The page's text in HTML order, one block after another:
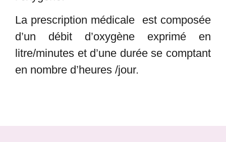
La prescription médicale est composée
d’un débit d’oxygène exprimé en
litre/minutes et d’une durée se comptant
en nombre d’heures /jour.